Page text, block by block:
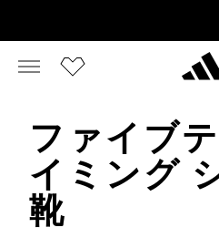
ファイブ
イミング
靴